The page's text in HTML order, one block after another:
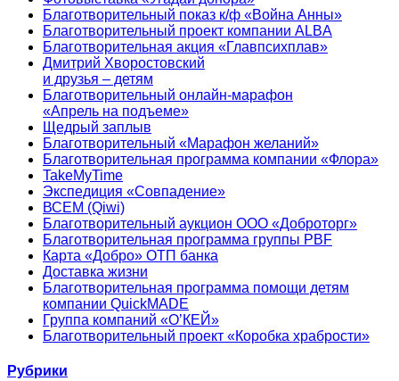
Благотворительный показ к/ф «Война Анны»
Благотворительный проект компании ALBA
Благотворительная акция «Главпсихплав»
Дмитрий Хворостовский
и друзья – детям
Благотворительный онлайн‑марафон
«Апрель на подъеме»
Щедрый заплыв
Благотворительный «Марафон желаний»
Благотворительная программа компании «Флора»
TakeMyTime
Экспедиция «Совпадение»
ВСЕМ (Qiwi)
Благотворительный аукцион ООО «Доброторг»
Благотворительная программа группы PBF
Карта «Добро» ОТП банка
Доставка жизни
Благотворительная программа помощи детям
компании QuickMADE
Группа компаний «О’КЕЙ»
Благотворительный проект «Коробка храбрости»
Рубрики